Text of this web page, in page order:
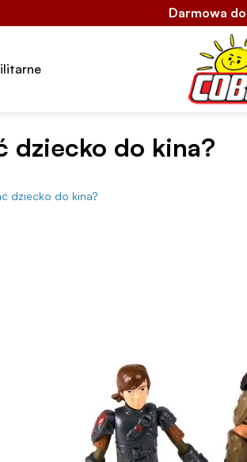
Darmowa
dziecko do kina?
dziecko do kina?